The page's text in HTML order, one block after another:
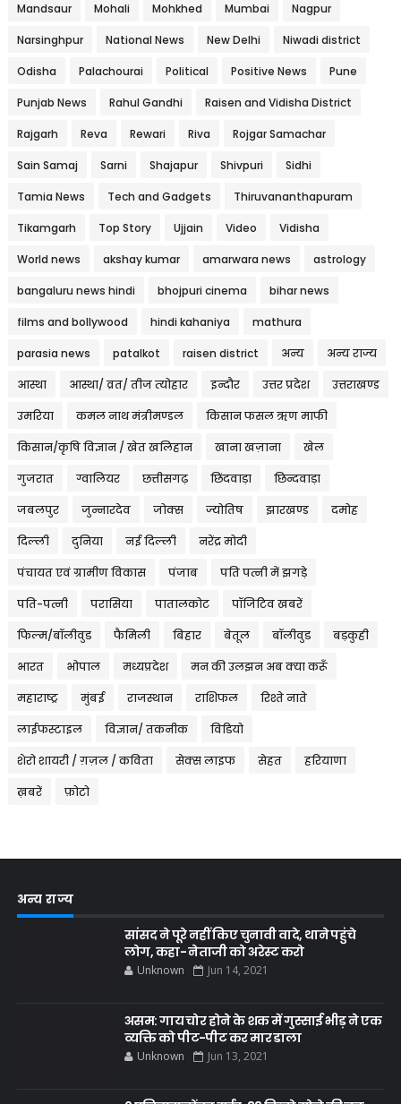
Mandsaur Mohali Mohkhed Mumbai Nagpur
Narsinghpur National News New Delhi Niwadi district
Odisha Palachourai Political Positive News Pune
Punjab News Rahul Gandhi Raisen and Vidisha District
Rajgarh Reva Rewari Riva Rojgar Samachar
Sain Samaj Sarni Shajapur Shivpuri Sidhi
Tamia News Tech and Gadgets Thiruvananthapuram
Tikamgarh Top Story Ujjain Video Vidisha
World news akshay kumar amarwara news astrology
bangaluru news hindi bhojpuri cinema bihar news
films and bollywood hindi kahaniya mathura
parasia news patalkot raisen district अन्य अन्य राज्य
आस्था आस्था/ व्रत/ तीज त्‍योहार इन्दौर उत्तर प्रदेश उत्तराखण्ड
उमरिया कमल नाथ मंत्रीमण्डल किसान फसल ऋण माफी
किसान/कृषि विज्ञान / खेत खलिहान खाना खज़ाना खेल
गुजरात ग्वालियर छत्तीसगढ़ छिंदवाड़ा छिन्दवाड़ा
जबलपुर जुन्नारदेव जोक्स ज्योतिष झारखण्ड दमोह
दिल्ली दुनिया नई दिल्ली नरेंद्र मोदी
पंचायत एवं ग्रामीण विकास पंजाब पति पत्नी में झगड़े
पति-पत्नी परासिया पातालकोट पॉजिटिव खबरें
फिल्म/बॉलीवुड फैमिली बिहार बेतूल बॉलीवुड बड़कुही
भारत भोपाल मध्यप्रदेश मन की उलझन अब क्या करूँ
महाराष्ट्र मुंबई राजस्थान राशिफल रिश्ते नाते
लाईफस्टाइल विज्ञान/ तकनीक विडियो
शेरो शायरी / ग़ज़ल / कविता सेक्स लाइफ सेहत हरियाणा
ख़बरें फ़ोटो
अन्य राज्य
सांसद ने पूरे नहीं किए चुनावी वादे, थाने पहुंचे
लोग, कहा- नेताजी को अरेस्ट करो
Unknown Jun 14, 2021
असम: गाय चोर होने के शक में गुस्साई भीड़ ने एक
व्यक्ति को पीट-पीट कर मार डाला
Unknown Jun 13, 2021